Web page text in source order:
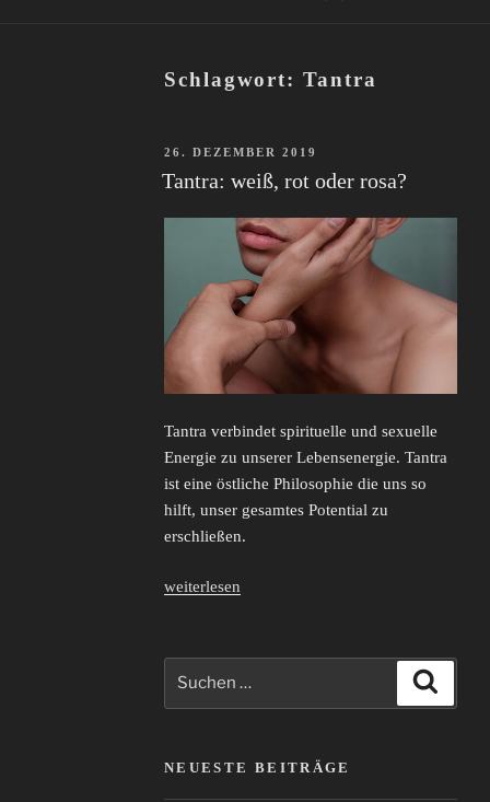
Schlagwort:Tantra
VERÖFFENTLICHT
26. DEZEMBER 2019
Tantra: weiß, rot oder rosa?
Tantra verbindet spirituelle und sexuelle
Energie zu unserer Lebensenergie. Tantra
ist eine östliche Philosophie die uns so
hilft, unser gesamtes Potential zu
erschließen.
„Tantra:
oder
rosa?“
weiterlesen
NEUESTE BEITRÄGE